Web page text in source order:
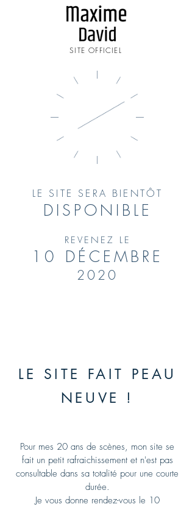
LE SITE SERA BIENTÔT
DISPONIBLE
REVENEZ LE
10 DÉCEMBRE
2020
LE SITE FAIT PEAU
NEUVE !
Pour mes 20 ans de scènes, mon site se
fait un petit rafraichissement et n'est pas
consultable dans sa totalité pour une courte
durée.
Je vous donne rendez-vous le 10
SITE OFFICIEL